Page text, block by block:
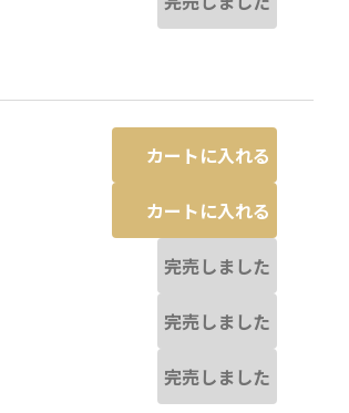
カートに入れる
カートに入れる
完売しました
完売しました
完売しました